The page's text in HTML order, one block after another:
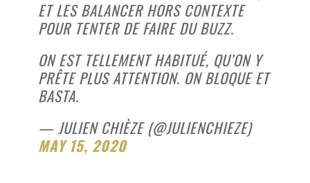
ET LES BALANCER HORS CONTEXTE
POUR TENTER DE FAIRE DU BUZZ.
ON EST TELLEMENT HABITUÉ, QU’ON Y
PRÊTE PLUS ATTENTION. ON BLOQUE ET
BASTA.
— JULIEN CHIÈZE (@JULIENCHIEZE)
MAY 15, 2020